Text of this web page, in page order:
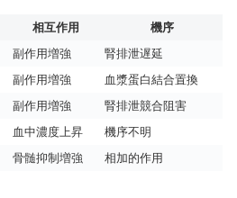
相互作用
機序
副作用増強
腎排泄遅延
副作用増強
血漿蛋白結合置換
副作用増強
腎排泄競合阻害
血中濃度上昇
機序不明
骨髄抑制増強 相加的作用